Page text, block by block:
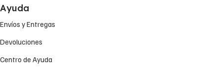
Ayuda
Envíos y Entregas
Devoluciones
Centro de Ayuda